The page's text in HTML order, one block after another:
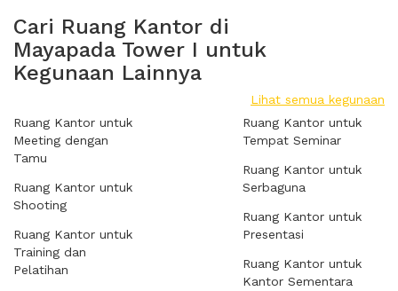
Cari Ruang Kantor di
Mayapada Tower I untuk
Kegunaan Lainnya
Lihat semua kegunaan
Ruang Kantor untuk
Meeting dengan
Tamu
Ruang Kantor untuk
Shooting
Ruang Kantor untuk
Training dan
Pelatihan
Ruang Kantor untuk
Tempat Seminar
Ruang Kantor untuk
Serbaguna
Ruang Kantor untuk
Presentasi
Ruang Kantor untuk
Kantor Sementara